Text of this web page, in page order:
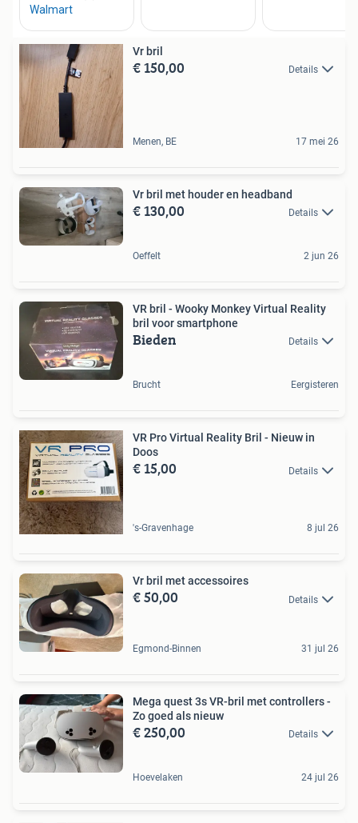
Vr bril
€ 150,00 Details
Menen, BE 17 mei 26
Vr bril met houder en headband
€ 130,00 Details
Oeffelt 2 jun 26
VR bril - Wooky Monkey Virtual Reality
bril voor smartphone
Bieden Details
Brucht Eergisteren
VR Pro Virtual Reality Bril - Nieuw in
Doos
€ 15,00 Details
's-Gravenhage 8 jul 26
Vr bril met accessoires
€ 50,00 Details
Egmond-Binnen 31 jul 26
Mega quest 3s VR-bril met controllers -
Zo goed als nieuw
€ 250,00 Details
Hoevelaken 24 jul 26